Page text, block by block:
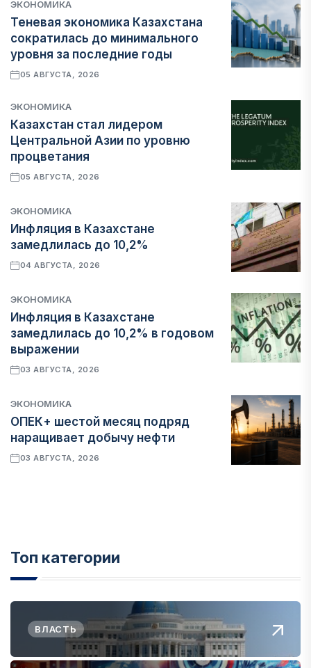
ЭКОНОМИКА
Теневая экономика Казахстана
сократилась до минимального
уровня за последние годы
05 АВГУСТА, 2026
ЭКОНОМИКА
Казахстан стал лидером
Центральной Азии по уровню
процветания
05 АВГУСТА, 2026
ЭКОНОМИКА
Инфляция в Казахстане
замедлилась до 10,2%
04 АВГУСТА, 2026
ЭКОНОМИКА
Инфляция в Казахстане
замедлилась до 10,2% в годовом
выражении
03 АВГУСТА, 2026
ЭКОНОМИКА
ОПЕК+ шестой месяц подряд
наращивает добычу нефти
03 АВГУСТА, 2026
Топ категории
ВЛАСТЬ